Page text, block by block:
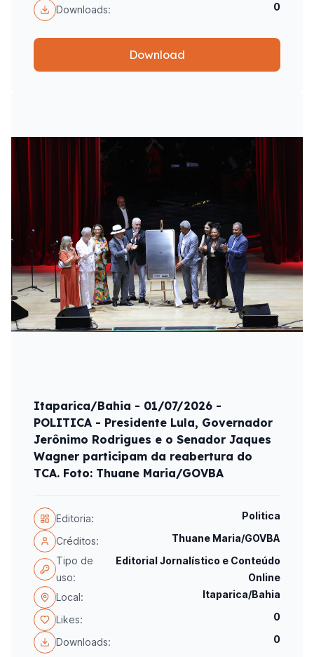
Downloads: 0
Download
Itaparica/Bahia - 01/07/2026 -
POLITICA - Presidente Lula, Governador
Jerônimo Rodrigues e o Senador Jaques
Wagner participam da reabertura do
TCA. Foto: Thuane Maria/GOVBA
Editoria: Politica
Créditos:
Thuane Maria/GOVBA
Tipo de
uso:
Editorial Jornalístico e Conteúdo
Online
Local:
Itaparica/Bahia
Likes: 0
Downloads: 0